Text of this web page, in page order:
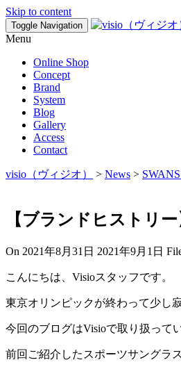
Skip to content
Toggle Navigation
Menu
Online Shop
Concept
Brand
System
Blog
Gallery
Access
Contact
visio（ヴィジオ） > News >
【ブランドヒストリ
On 2021年8月31日 2021年9月1日
こんにちは、Visioスタッフです。
東京オリンピックが終わって少し
今回のブログはVisioで取り扱って
前回ご紹介したスポーツサングラ